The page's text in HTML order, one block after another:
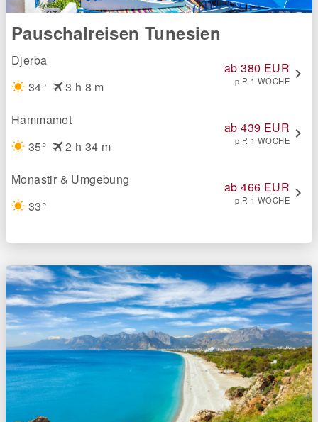
Pauschalreisen Tunesien
Djerba
wb_sunny 34° flight3 h 8 m
ab 380 EUR
p.P. 1 WOCHE chevron_right
Hammamet
wb_sunny 35° flight2 h 34 m
ab 439 EUR
p.P. 1 WOCHE chevron_right
Monastir & Umgebung
wb_sunny 33°
ab 466 EUR
p.P. 1 WOCHE chevron_right